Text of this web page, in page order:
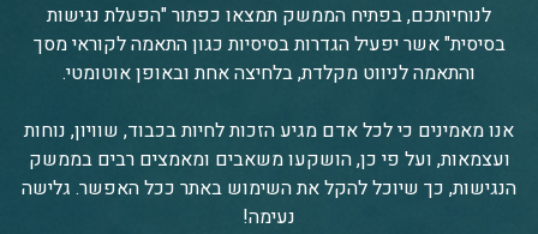
לנוחיותכם, בפתיח הממשק תמצאו כפתור "הפעלת נגישות
בסיסית" אשר יפעיל הגדרות בסיסיות כגון התאמה לקוראי מסך
והתאמה לניווט מקלדת, בלחיצה אחת ובאופן אוטומטי.
אנו מאמינים כי לכל אדם מגיע הזכות לחיות בכבוד, שוויון, נוחות
ועצמאות, ועל פי כן, הושקעו משאבים ומאמצים רבים בממשק
הנגישות, כך שיוכל להקל את השימוש באתר ככל האפשר. גלישה
נעימה!